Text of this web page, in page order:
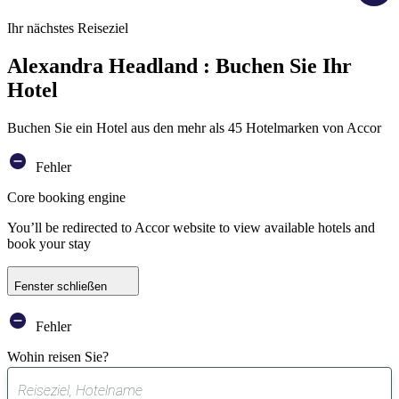
Ihr nächstes Reiseziel
Alexandra Headland : Buchen Sie Ihr
Hotel
Buchen Sie ein Hotel aus den mehr als 45 Hotelmarken von Accor
Fehler
Core booking engine
You’ll be redirected to Accor website to view available hotels and
book your stay
Fenster schließen
Fehler
Wohin reisen Sie?